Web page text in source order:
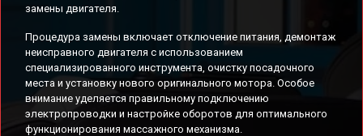
замены двигателя.
Процедура замены включает отключение питания, демонтаж
неисправного двигателя с использованием
специализированного инструмента, очистку посадочного
места и установку нового оригинального мотора. Особое
внимание уделяется правильному подключению
электропроводки и настройке оборотов для оптимального
функционирования массажного механизма.